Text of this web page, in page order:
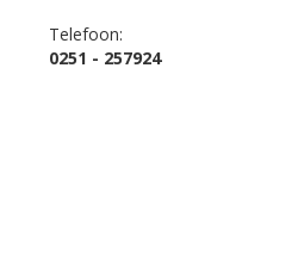
Telefoon:
0251 - 257924